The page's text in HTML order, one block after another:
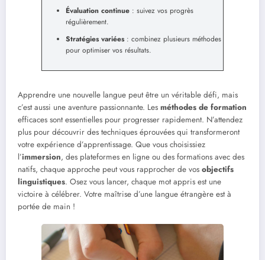
Évaluation continue : suivez vos progrès
régulièrement.
Stratégies variées: combinez plusieurs méthodes
pour optimiser vos résultats.
Apprendre une nouvelle langue peut être un véritable défi, mais
c’est aussi une aventure passionnante. Les méthodes de formation
efficaces sont essentielles pour progresser rapidement. N’attendez
plus pour découvrir des techniques éprouvées qui transformeront
votre expérience d’apprentissage. Que vous choisissiez
l’immersion, des plateformes en ligne ou des formations avec des
natifs, chaque approche peut vous rapprocher de vos objectifs
linguistiques. Osez vous lancer, chaque mot appris est une
victoire à célébrer. Votre maîtrise d’une langue étrangère est à
portée de main !